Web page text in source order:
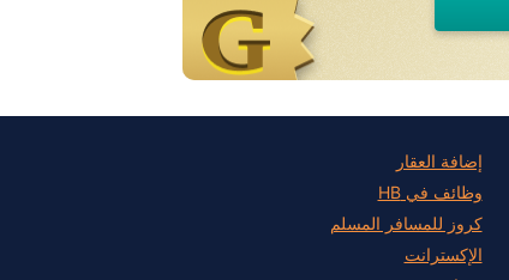
إضافة العقار
وظائف في HB
كروز للمسافر المسلم
الإكسترانت